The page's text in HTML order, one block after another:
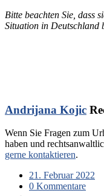
Bitte beachten Sie, dass
Situation in Deutschland
Andrijana Kojic
Wenn Sie Fragen zum
haben und
gerne kontaktieren.
21. Februar 2022
0 Kommentare